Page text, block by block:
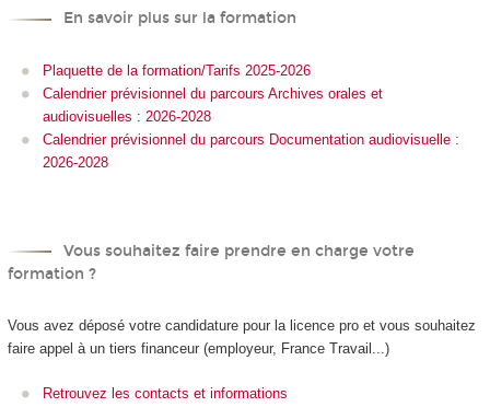
En savoir plus sur la formation
Plaquette de la formation/Tarifs 2025-2026
Calendrier prévisionnel du parcours Archives orales et
audiovisuelles : 2026-2028
Calendrier prévisionnel du parcours Documentation audiovisuelle :
2026-2028
Vous souhaitez faire prendre en charge votre
formation ?
Vous avez déposé votre candidature pour la licence pro et vous souhaitez
faire appel à un tiers financeur (employeur, France Travail...)
Retrouvez les contacts et informations